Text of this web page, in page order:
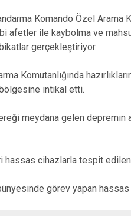
Komando Özel Arama
afetler ile kaybolma ve
gerçekleştiriyor.
Komutanlığında
bölgesine intikal etti.
meydana gelen depremin
hassas cihazlarla tespit edilen
görev yapan